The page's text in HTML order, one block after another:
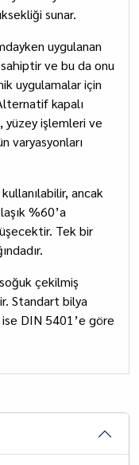
sunar.
uygulanan
ve bu da onu
uygulamalar için
kapalı
yüzey işlemleri ve
varyasyonları
ancak
%60’a
Tek bir
çekilmiş
Standart bilya
DIN 5401’e göre